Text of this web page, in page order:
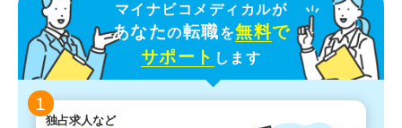
マイナビコメディカルが
あなたの転職を無料で
サポート します
1
独占求人など